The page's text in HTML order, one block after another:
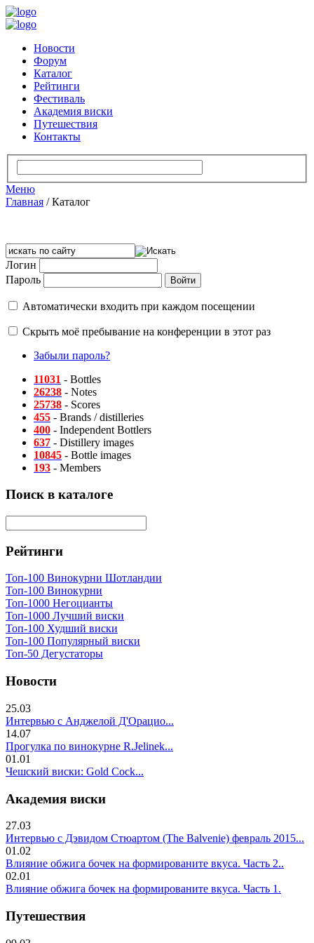
Новости
Форум
Каталог
Рейтинги
Фестиваль
Академия виски
Путешествия
Контакты
Меню
Главная /Каталог
Логин
Пароль
Автоматически входить при каждом посещении
Скрыть моё пребывание на конференции в этот раз
Забыли пароль?
11031 - Bottles
26238 - Notes
25738 - Scores
455 - Brands / distilleries
400 - Independent Bottlers
637 - Distillery images
10845 - Bottle images
193 - Members
Поиск в каталоге
Рейтинги
Топ-100 Винокурни Шотландии
Топ-100 Винокурни
Топ-1000 Негоцианты
Топ-1000 Лучший виски
Топ-100 Худший виски
Топ-100 Популярный виски
Топ-50 Дегустаторы
Новости
25.03
Интервью с Анджелой Д'Орацио...
14.07
Прогулка по винокурне R.Jelinek...
01.01
Чешский виски: Gold Cock...
Академия виски
27.03
Интервью с Дэвидом Стюартом (The Balvenie) февраль 2015...
01.02
Влияние обжига бочек на формированите вкуса. Часть 2..
02.01
Влияние обжига бочек на формированите вкуса. Часть 1.
Путешествия